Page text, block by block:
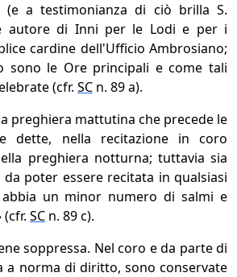
a testimonianza di ciò brilla S.
autore di Inni per le Lodi e per i
cardine dell'Ufficio Ambrosiano;
sono le Ore principali e come tali
(cfr. SC n. 89 a).
preghiera mattutina che precede le
dette, nella recitazione in coro
preghiera notturna; tuttavia sia
poter essere recitata in qualsiasi
un minor numero di salmi e
SC n. 89 c).
soppressa. Nel coro e da parte di
a norma di diritto, sono conservate